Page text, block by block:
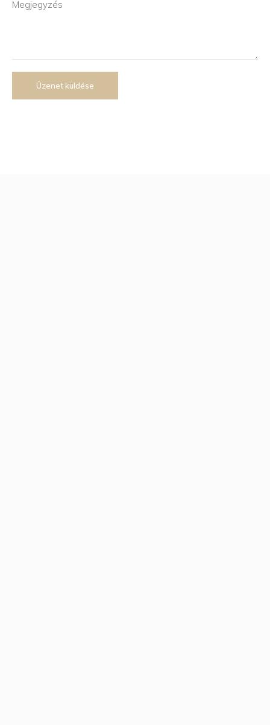
Üzenet küldése